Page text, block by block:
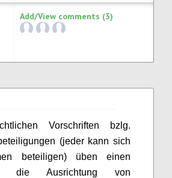
Add/View comments (3)
Vorschriften bzlg.
(jeder kann sich
beteiligen) üben einen
Ausrichtung von